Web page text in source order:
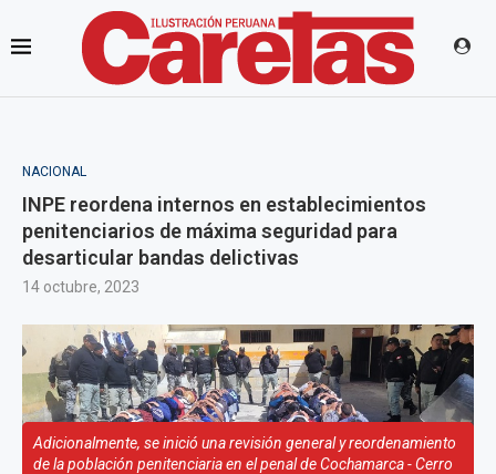
NACIONAL
INPE reordena internos en establecimientos
penitenciarios de máxima seguridad para
desarticular bandas delictivas
14 octubre, 2023
Adicionalmente, se inició una revisión general y reordenamiento
de la población penitenciaria en el penal de Cochamarca - Cerro